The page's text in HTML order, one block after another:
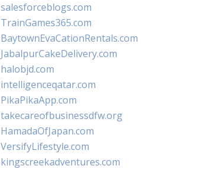
salesforceblogs.com
TrainGames365.com
BaytownEvaCationRentals.com
JabalpurCakeDelivery.com
halobjd.com
intelligenceqatar.com
PikaPikaApp.com
takecareofbusinessdfw.org
HamadaOfJapan.com
VersifyLifestyle.com
kingscreekadventures.com